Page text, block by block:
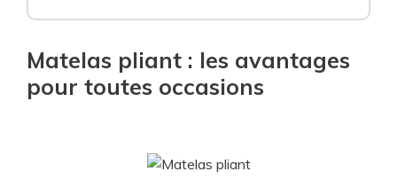
Matelas pliant : les avantages
pour toutes occasions